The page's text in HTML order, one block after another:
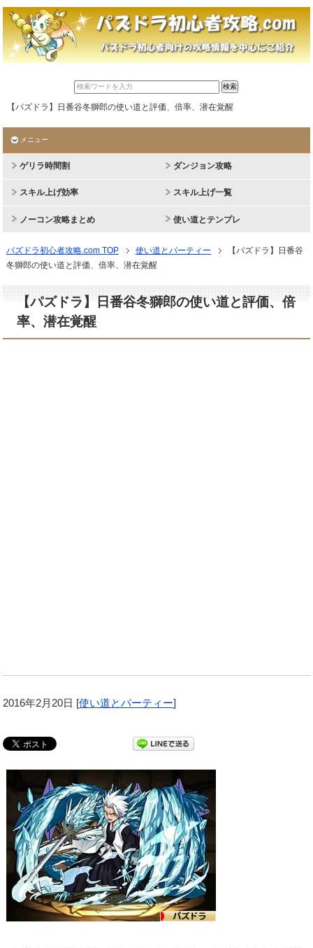
【パズドラ】日番谷冬獅郎の使い道と評価、倍率、潜在覚醒
メニュー
ゲリラ時間割 ダンジョン攻略
スキル上げ効率 スキル上げ一覧
ノーコン攻略まとめ 使い道とテンプレ
パズドラ初心者攻略.com TOP 使い道とパーティー
【パズドラ】日番谷
冬獅郎の使い道と評価、倍率、潜在覚醒
【パズドラ】日番谷冬獅郎の使い道と評価、倍
率、潜在覚醒
2016年2月20日 [使い道とパーティー]